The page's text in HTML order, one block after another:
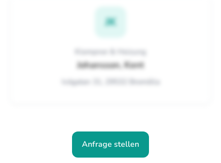
JK
Klempner & Heizung
Johansson, Kent
Ivögatan 31, 29532 Bromölla
Anfrage stellen